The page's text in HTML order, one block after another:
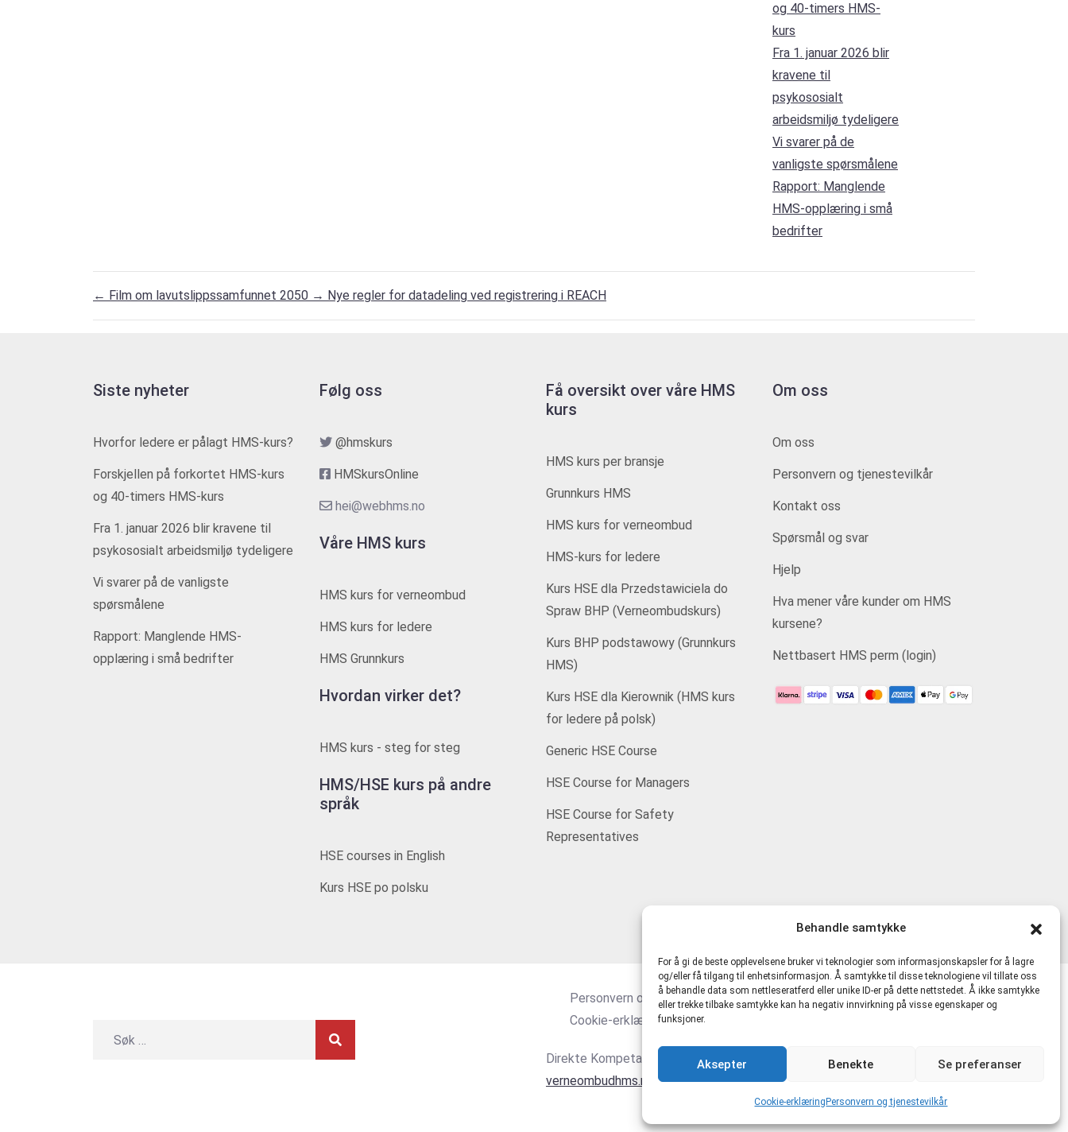
Behandle samtykke
For å gi de beste opplevelsene bruker vi teknologier som informasjonskapsler for å lagre
og/eller få tilgang til enhetsinformasjon. Å samtykke til disse teknologiene vil tillate oss
å behandle data som nettleseratferd eller unike ID-er på dette nettstedet. Å ikke samtykke
eller trekke tilbake samtykke kan ha negativ innvirkning på visse egenskaper og
funksjoner.
Aksepter Benekte Se preferanser
Cookie-erklæring Personvern og tjenestevilkår
og 40-timers HMS-
kurs
Fra 1. januar 2026 blir
kravene til
psykososialt
arbeidsmiljø tydeligere
Vi svarer på de
vanligste spørsmålene
Rapport: Manglende
HMS-opplæring i små
bedrifter
← Film om lavutslippssamfunnet 2050 → Nye regler for datadeling ved registrering i REACH
Siste nyheter
Hvorfor ledere er pålagt HMS-kurs?
Forskjellen på forkortet HMS-kurs
og 40-timers HMS-kurs
Fra 1. januar 2026 blir kravene til
psykososialt arbeidsmiljø tydeligere
Vi svarer på de vanligste
spørsmålene
Rapport: Manglende HMS-
opplæring i små bedrifter
Følg oss
@hmskurs
HMSkursOnline
hei@webhms.no
Våre HMS kurs
HMS kurs for verneombud
HMS kurs for ledere
HMS Grunnkurs
Hvordan virker det?
HMS kurs - steg for steg
HMS/HSE kurs på andre
språk
HSE courses in English
Kurs HSE po polsku
Få oversikt over våre HMS
kurs
HMS kurs per bransje
Grunnkurs HMS
HMS kurs for verneombud
HMS-kurs for ledere
Kurs HSE dla Przedstawiciela do
Spraw BHP (Verneombudskurs)
Kurs BHP podstawowy (Grunnkurs
HMS)
Kurs HSE dla Kierownik (HMS kurs
for ledere på polsk)
Generic HSE Course
HSE Course for Managers
HSE Course for Safety
Representatives
Om oss
Om oss
Personvern og tjenestevilkår
Kontakt oss
Spørsmål og svar
Hjelp
Hva mener våre kunder om HMS
kursene?
Nettbasert HMS perm (login)
Personvern og tjenestevilkår
Cookie-erklæring (EU)
Direkte Kompetanse AS 916481721 MVA | hmskurs.net|hmskurs.no
verneombudhms.no
|hmsdirekte.no